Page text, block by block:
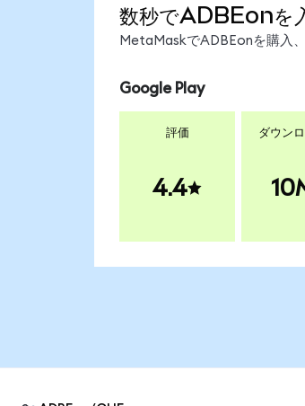
数秒でADBEonを
MetaMaskでADBEonを購入
Google Play
評価
4.4
ダウン